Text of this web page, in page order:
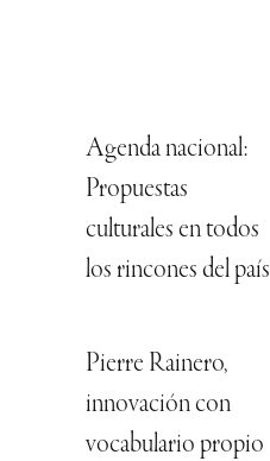
Agenda nacional:
Propuestas
culturales en todos
los rincones del país
Pierre Rainero,
innovación con
vocabulario propio